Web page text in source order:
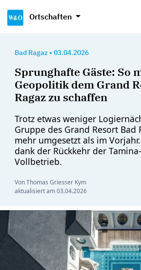
Ortschaften
Bad Ragaz • 03.04.2026
Sprunghafte Gäste: So
Geopolitik dem Grand
Ragaz zu schaffen
Trotz etwas weniger
Gruppe des Grand Resort Bad
mehr umgesetzt als im
dank der Rückkehr der
Vollbetrieb.
Von Thomas Griesser Kym
aktualisiert am03.04.2026